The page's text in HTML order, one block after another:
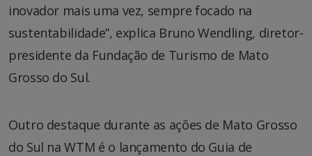
inovador mais uma vez, sempre focado na
sustentabilidade”, explica Bruno Wendling, diretor-
presidente da Fundação de Turismo de Mato
Grosso do Sul.
Outro destaque durante as ações de Mato Grosso
do Sul na WTM é o lançamento do Guia de